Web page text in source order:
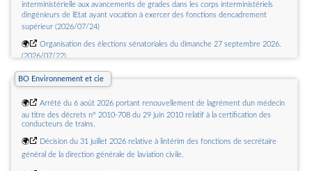
interministérielle aux avancements de grades dans les corps interministériels
dingénieurs de lEtat ayant vocation à exercer des fonctions dencadrement
supérieur (2026/07/24)
🌍
Organisation des élections sénatoriales du dimanche 27 septembre 2026.
(2026/07/22)
🌍
Mobiliser ladministration territoriale de lEtat en faveur de la sauvegarde du
patrimoine cultuel : identification des projets de restauration, dispositifs
sites cultuels (2026/07/17)
🌍
Circulaire relative à lapplication de la doctrine ORSEC disposition spécifique
chaleurs extrêmes (ORSEC DS CHALEX) (2026/07/10)
🌍
Circulaire du 25 juin 2026 relative à la territorialisation de la planification
BO Environnement et cie
🌍
Arrêté du 6 août 2026 portant renouvellement de lagrément dun médecin
au titre des décrets n° 2010-708 du 29 juin 2010 relatif à la certification des
conducteurs de trains.
🌍
Décision du 31 juillet 2026 relative à lintérim des fonctions de secrétaire
général de la direction générale de laviation civile.